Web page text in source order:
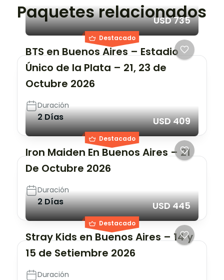
Paquetes relacionados
Destacado
USD 735
BTS en Buenos Aires – Estadio
Único de la Plata – 21, 23 de
Octubre 2026
Duración
2 Días
Destacado
USD 409
Iron Maiden En Buenos Aires – 21
De Octubre 2026
Duración
2 Días
Destacado
USD 445
Stray Kids en Buenos Aires – 14 y
15 de Setiembre 2026
Duración